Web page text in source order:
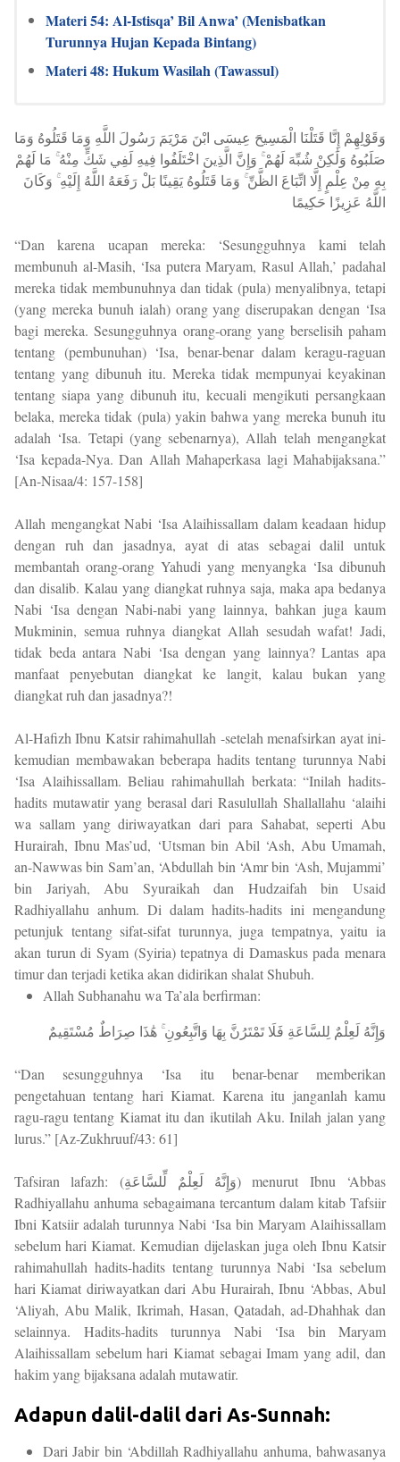
Materi 54: Al-Istisqa’ Bil Anwa’ (Menisbatkan
Turunnya Hujan Kepada Bintang)
Materi 48: Hukum Wasilah (Tawassul)
وَقَوْلِهِمْ إِنَّا قَتَلْنَا الْمَسِيحَ عِيسَى ابْنَ مَرْيَمَ رَسُولَ اللَّهِ وَمَا قَتَلُوهُ وَمَا
صَلَبُوهُ وَلَٰكِنْ شُبِّهَ لَهُمْ ۚ وَإِنَّ الَّذِينَ اخْتَلَفُوا فِيهِ لَفِي شَكٍّ مِنْهُ ۚ مَا لَهُمْ
بِهِ مِنْ عِلْمٍ إِلَّا اتِّبَاعَ الظَّنِّ ۚ وَمَا قَتَلُوهُ يَقِينًا بَلْ رَفَعَهُ اللَّهُ إِلَيْهِ ۚ وَكَانَ
اللَّهُ عَزِيزًا حَكِيمًا
“Dan karena ucapan mereka: ‘Sesungguhnya kami telah
membunuh al-Masih, ‘Isa putera Maryam, Rasul Allah,’ padahal
mereka tidak membunuhnya dan tidak (pula) menyalibnya, tetapi
(yang mereka bunuh ialah) orang yang diserupakan dengan ‘Isa
bagi mereka. Sesungguhnya orang-orang yang berselisih paham
tentang (pembunuhan) ‘Isa, benar-benar dalam keragu-raguan
tentang yang dibunuh itu. Mereka tidak mempunyai keyakinan
tentang siapa yang dibunuh itu, kecuali mengikuti persangkaan
belaka, mereka tidak (pula) yakin bahwa yang mereka bunuh itu
adalah ‘Isa. Tetapi (yang sebenarnya), Allah telah mengangkat
‘Isa kepada-Nya. Dan Allah Mahaperkasa lagi Mahabijaksana.”
[An-Nisaa/4: 157-158]
Allah mengangkat Nabi ‘Isa Alaihissallam dalam keadaan hidup
dengan ruh dan jasadnya, ayat di atas sebagai dalil untuk
membantah orang-orang Yahudi yang menyangka ‘Isa dibunuh
dan disalib. Kalau yang diangkat ruhnya saja, maka apa bedanya
Nabi ‘Isa dengan Nabi-nabi yang lainnya, bahkan juga kaum
Mukminin, semua ruhnya diangkat Allah sesudah wafat! Jadi,
tidak beda antara Nabi ‘Isa dengan yang lainnya? Lantas apa
manfaat penyebutan diangkat ke langit, kalau bukan yang
diangkat ruh dan jasadnya?!
Al-Hafizh Ibnu Katsir rahimahullah -setelah menafsirkan ayat ini-
kemudian membawakan beberapa hadits tentang turunnya Nabi
‘Isa Alaihissallam. Beliau rahimahullah berkata: “Inilah hadits-
hadits mutawatir yang berasal dari Rasulullah Shallallahu ‘alaihi
wa sallam yang diriwayatkan dari para Sahabat, seperti Abu
Hurairah, Ibnu Mas’ud, ‘Utsman bin Abil ‘Ash, Abu Umamah,
an-Nawwas bin Sam’an, ‘Abdullah bin ‘Amr bin ‘Ash, Mujammi’
bin Jariyah, Abu Syuraikah dan Hudzaifah bin Usaid
Radhiyallahu anhum. Di dalam hadits-hadits ini mengandung
petunjuk tentang sifat-sifat turunnya, juga tempatnya, yaitu ia
akan turun di Syam (Syiria) tepatnya di Damaskus pada menara
timur dan terjadi ketika akan didirikan shalat Shubuh.
Allah Subhanahu wa Ta’ala berfirman:
وَإِنَّهُ لَعِلْمٌ لِلسَّاعَةِ فَلَا تَمْتَرُنَّ بِهَا وَاتَّبِعُونِ ۚ هَٰذَا صِرَاطٌ مُسْتَقِيمٌ
“Dan sesungguhnya ‘Isa itu benar-benar memberikan
pengetahuan tentang hari Kiamat. Karena itu janganlah kamu
ragu-ragu tentang Kiamat itu dan ikutilah Aku. Inilah jalan yang
lurus.” [Az-Zukhruuf/43: 61]
Tafsiran lafazh: (وَإِنَّهُ لَعِلْمٌ لِّلسَّاعَةِ) menurut Ibnu ‘Abbas
Radhiyallahu anhuma sebagaimana tercantum dalam kitab Tafsiir
Ibni Katsiir adalah turunnya Nabi ‘Isa bin Maryam Alaihissallam
sebelum hari Kiamat. Kemudian dijelaskan juga oleh Ibnu Katsir
rahimahullah hadits-hadits tentang turunnya Nabi ‘Isa sebelum
hari Kiamat diriwayatkan dari Abu Hurairah, Ibnu ‘Abbas, Abul
‘Aliyah, Abu Malik, Ikrimah, Hasan, Qatadah, ad-Dhahhak dan
selainnya. Hadits-hadits turunnya Nabi ‘Isa bin Maryam
Alaihissallam sebelum hari Kiamat sebagai Imam yang adil, dan
hakim yang bijaksana adalah mutawatir.
Adapun dalil-dalil dari As-Sunnah:
Dari Jabir bin ‘Abdillah Radhiyallahu anhuma, bahwasanya